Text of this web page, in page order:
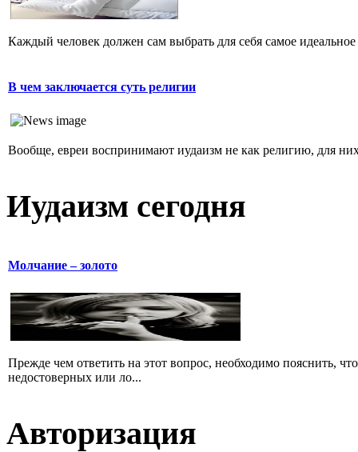
Каждый человек должен сам выбрать для себя самое
В чем заключается суть религии
Вообще, евреи воспринимают иудаизм не как религию, для
Иудаизм сегодня
Молчание – золото
Прежде чем ответить на этот вопрос, необходимо пояснить,
недостоверных или ло...
Авторизация